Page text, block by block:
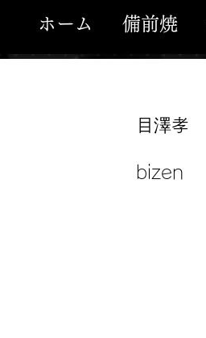
ホーム 備前焼
目澤孝
bizen